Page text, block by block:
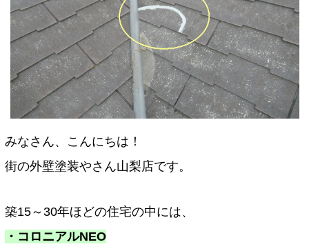
みなさん、こんにちは！
街の外壁塗装やさん山梨店です。
築15～30年ほどの住宅の中には、
・コロニアルNEO